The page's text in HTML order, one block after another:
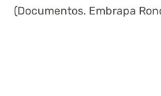
(Documentos. Embrapa